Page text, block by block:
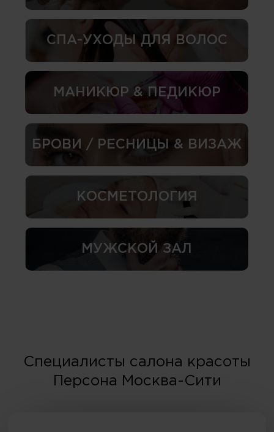
СПА-УХОДЫ ДЛЯ ВОЛОС
МАНИКЮР & ПЕДИКЮР
БРОВИ / РЕСНИЦЫ & ВИЗАЖ
КОСМЕТОЛОГИЯ
МУЖСКОЙ ЗАЛ
Специалисты салона красоты
Персона Москва-Сити